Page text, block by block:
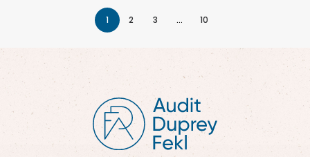
1 2 3 … 10